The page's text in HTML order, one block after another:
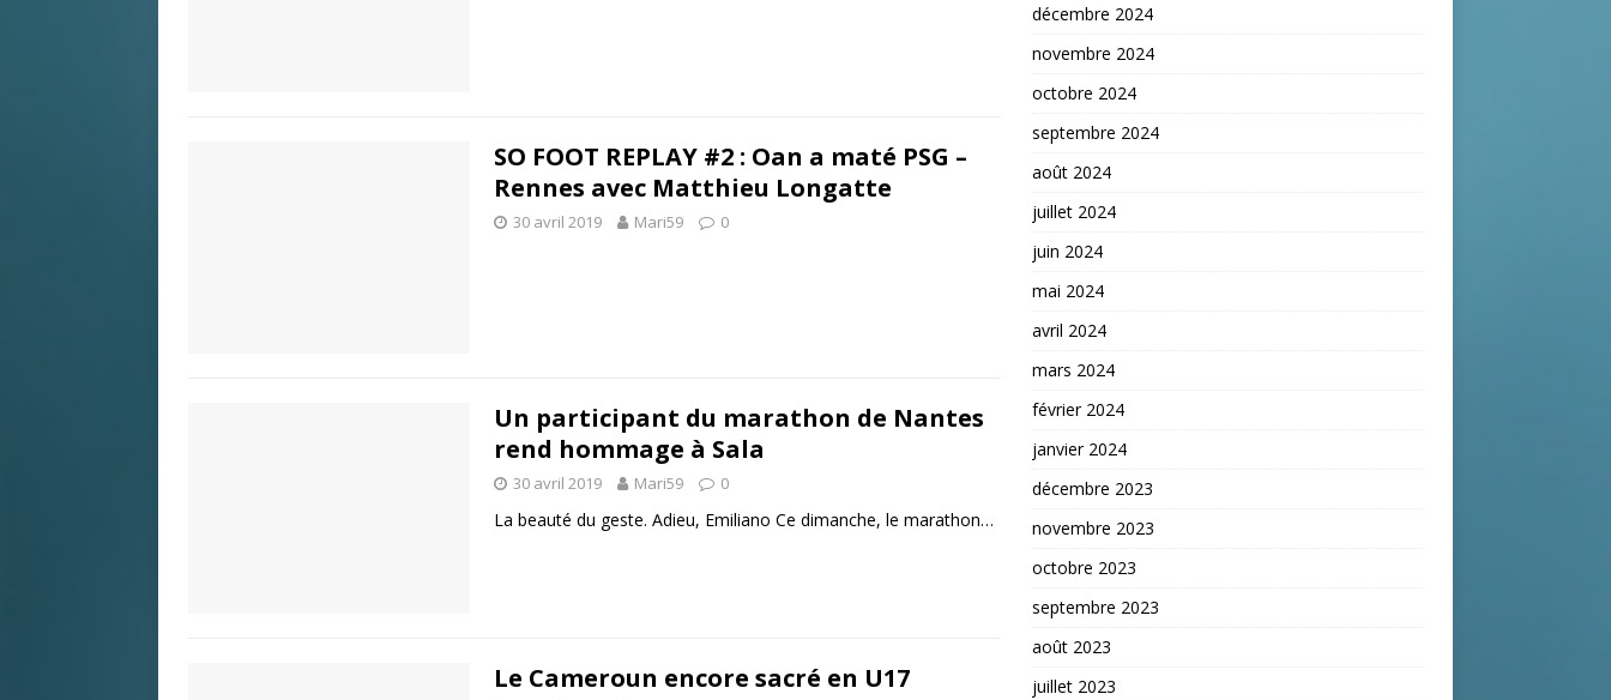
SO FOOT REPLAY #2 : Oan a maté PSG –
Rennes avec Matthieu Longatte
30 avril 2019 Mari59 0
Un participant du marathon de Nantes
rend hommage à Sala
30 avril 2019 Mari59 0
La beauté du geste. Adieu, Emiliano Ce dimanche, le marathon…
Le Cameroun encore sacré en U17
décembre 2024
novembre 2024
octobre 2024
septembre 2024
août 2024
juillet 2024
juin 2024
mai 2024
avril 2024
mars 2024
février 2024
janvier 2024
décembre 2023
novembre 2023
octobre 2023
septembre 2023
août 2023
juillet 2023